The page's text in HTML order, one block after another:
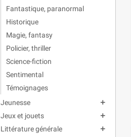
Fantastique, paranormal
Historique
Magie, fantasy
Policier, thriller
Science-fiction
Sentimental
Témoignages
Jeunesse
add
Jeux et jouets add
Littérature générale add